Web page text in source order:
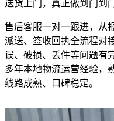
送货上门，真正做到门到
售后客服一对一跟进，从
派送、签收回执全流程对
误、破损、丢件等问题有
多年本地物流运营经验，
线路成熟、口碑稳定。